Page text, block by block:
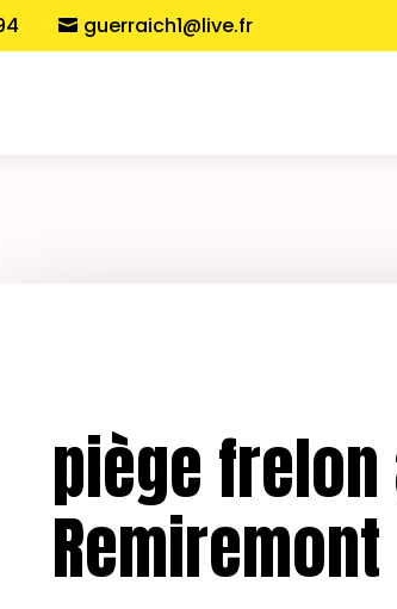
guerraich1@live.fr
piège frelon
Remiremont